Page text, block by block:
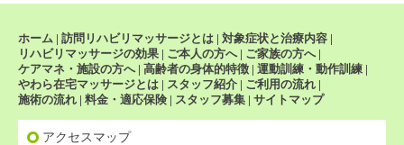
ホーム | 訪問リハビリマッサージとは | 対象症状と治療内容 |
リハビリマッサージの効果 | ご本人の方へ| ご家族の方へ|
ケアマネ・施設の方へ| 高齢者の身体的特徴 | 運動訓練・動作訓練 |
やわら在宅マッサージとは | スタッフ紹介 | ご利用の流れ |
施術の流れ | 料金・適応保険 | スタッフ募集 | サイトマップ
アクセスマップ